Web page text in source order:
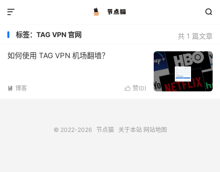


共 1 篇文章
标签：TAG VPN 官网
如何使用 TAG VPN 机场翻墙？
 赞(0)
 博客
© 2022-2026 节点猫 关于本站 网站地图